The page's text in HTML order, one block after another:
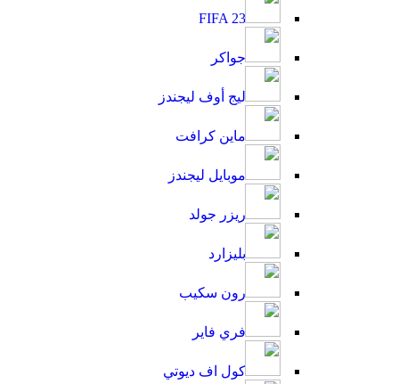
FIFA 23
جواكر
ليج أوف ليجندز
ماين كرافت
موبايل ليجندز
ريزر جولد
بليزارد
رون سكيب
فري فاير
كول اف ديوتي